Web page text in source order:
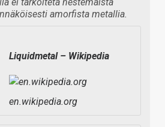
amorfista metallia.
Liquidmetal – Wikipedia
en.wikipedia.org